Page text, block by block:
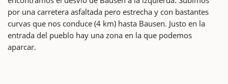
por una carretera asfaltada pero estrecha y con bastantes
curvas que nos conduce (4 km) hasta Bausen. Justo en la
entrada del pueblo hay una zona en la que podemos
aparcar.